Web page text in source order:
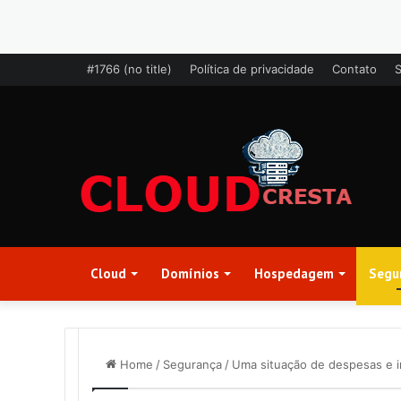
#1766 (no title) Política de privacidade Contato
Cloud Domínios Hospedagem
Home / Segurança / Uma situação de despesas e